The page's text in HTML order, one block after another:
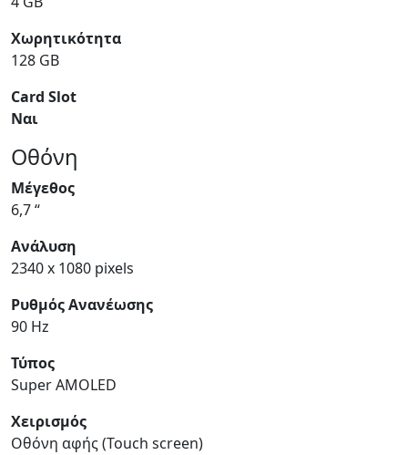
Χωρητικότητα
128 GB
Card Slot
Ναι
Οθόνη
Μέγεθος
6,7 “
Ανάλυση
2340 x 1080 pixels
Ρυθμός Ανανέωσης
90 Hz
Τύπος
Super AMOLED
Χειρισμός
Οθόνη αφής (Touch screen)